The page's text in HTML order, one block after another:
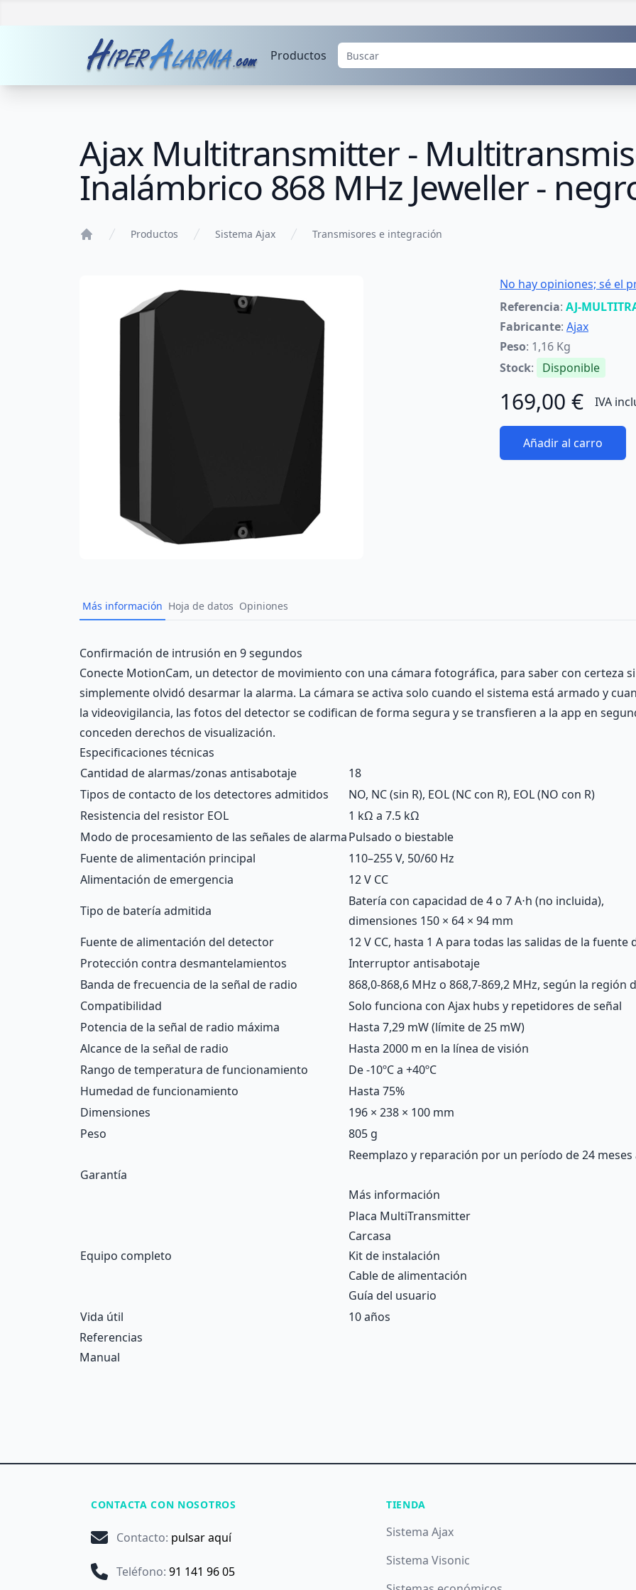
Productos
Ajax Multitransmitter -
Inalámbrico 868 MHz Jeweller -
Productos Sistema Ajax Transmisores e integración
No hay opiniones; sé el
Referencia: AJ-
Fabricante: Ajax
Peso: 1,16 Kg
Stock: Disponible
169,00 € IVA
Añadir al carro
Más información Hoja de datos Opiniones
Description
Confirmación de intrusión en 9 segundos
Conecte MotionCam, un detector de movimiento con una cámara fotográfica, para saber con certeza
simplemente olvidó desarmar la alarma. La cámara se activa solo cuando el sistema está armado y
la videovigilancia, las fotos del detector se codifican de forma segura y se transfieren a la app en
conceden derechos de visualización.
Especificaciones técnicas
Cantidad de alarmas/zonas antisabotaje
18
Tipos de contacto de los detectores admitidos
NO, NC (sin R), EOL (NC con R), EOL (NO con R)
Resistencia del resistor EOL
1 kΩ a 7.5 kΩ
Modo de procesamiento de las señales de alarmaPulsado o biestable
Fuente de alimentación principal
110–255 V, 50/60 Hz
Alimentación de emergencia
12 V CC
Tipo de batería admitida
Batería con capacidad de 4 o 7 A⋅h (no incluida),
dimensiones 150 × 64 × 94 mm
Fuente de alimentación del detector
12 V CC, hasta 1 A para todas las salidas de la
Protección contra desmantelamientos
Interruptor antisabotaje
Banda de frecuencia de la señal de radio
868,0-868,6 MHz o 868,7-869,2 MHz, según la región
Compatibilidad
Solo funciona con Ajax hubs y repetidores de señal
Potencia de la señal de radio máxima
Hasta 7,29 mW (límite de 25 mW)
Alcance de la señal de radio
Hasta 2000 m en la línea de visión
Rango de temperatura de funcionamiento
De -10ºC a +40ºC
Humedad de funcionamiento
Hasta 75%
Dimensiones
196 × 238 × 100 mm
Peso
805 g
Garantía
Reemplazo y reparación por un período de 24
Más información
Equipo completo
Placa MultiTransmitter
Carcasa
Kit de instalación
Cable de alimentación
Guía del usuario
Vida útil
10 años
Referencias
Manual
CONTACTA CON NOSOTROS
Contacto: pulsar aquí
Teléfono: 91 141 96 05
TIENDA
Sistema Ajax
Sistema Visonic